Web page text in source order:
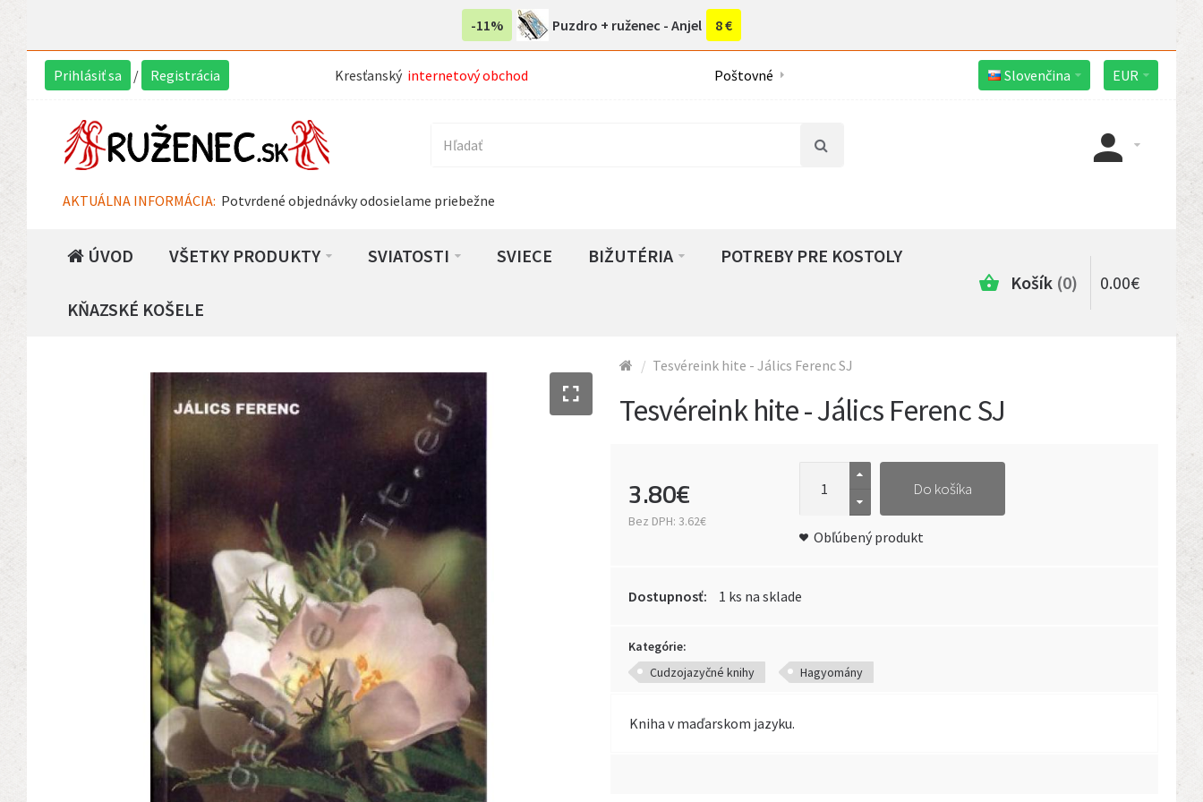
-11% Puzdro + ruženec - Anjel 8 €
Prihlásiť sa / Registrácia Kresťanský internetový obchod Poštovné Slovenčina EUR
AKTUÁLNA INFORMÁCIA: Potvrdené objednávky odosielame priebežne
ÚVOD VŠETKY PRODUKTY SVIATOSTI SVIECE BIŽUTÉRIA POTREBY PRE KOSTOLY
KŇAZSKÉ KOŠELE
Košík 0 0.00€
Tesvéreink hite - Jálics Ferenc SJ
Tesvéreink hite - Jálics Ferenc SJ
3.80€
Bez DPH: 3.62€
Do košíka
Obľúbený produkt
Dostupnosť: 1 ks na sklade
Kategórie:
Cudzojazyčné knihy
Hagyomány
Kniha v maďarskom jazyku.